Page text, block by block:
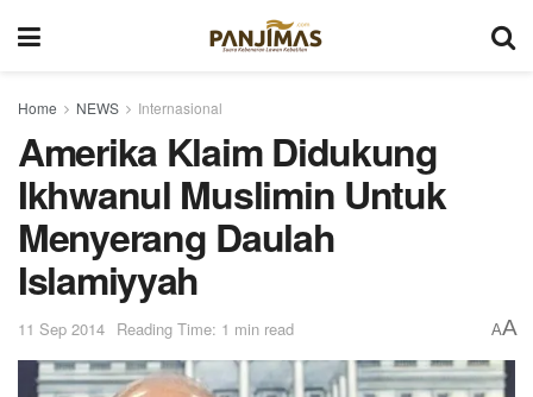
Home NEWS Internasional
Amerika Klaim Didukung
Ikhwanul Muslimin Untuk
Menyerang Daulah
Islamiyyah
11 Sep 2014 Reading Time: 1 min read AA